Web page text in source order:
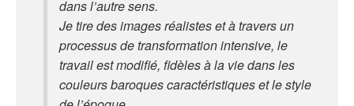
dans l’autre sens.
Je tire des images réalistes et à travers un
processus de transformation intensive, le
travail est modifié, fidèles à la vie dans les
couleurs baroques caractéristiques et le style